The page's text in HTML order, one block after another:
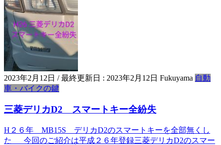
2023年2月12日 / 最終更新日 : 2023年2月12日 Fukuyama 自動
車・バイクの鍵
三菱デリカD2 スマートキー全紛失
H２６年 MB15S デリカD2のスマートキーを全部無くし
た 今回のご紹介は平成２６年登録三菱デリカD2のスマー